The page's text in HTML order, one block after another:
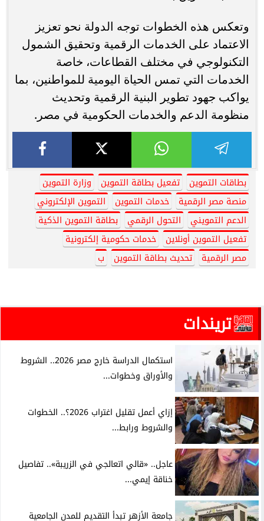
وتعكس هذه الخطوات توجه الدولة نحو تعزيز
الاعتماد على الخدمات الرقمية وتحقيق الشمول
التكنولوجي في مختلف القطاعات، خاصة
الخدمات التي تمس الحياة اليومية للمواطنين، بما
يواكب جهود تطوير البنية الرقمية وتحديث
منظومة الدعم والخدمات الحكومية في مصر.
بطاقات التموين تفعيل بطاقة التموين
وزارة التموين
منصة مصر الرقمية
خدمات التموين
التموين الإلكتروني
الدعم التمويني
التحول الرقمي
بطاقة التموين الذكية
تفعيل التموين أونلاين
خدمات حكومية إلكترونية
مصر الرقمية
تحديث بطاقة التموين ب
تريندات
استكمال الدراسة خارج مصر 2026.. الشروط
والأوراق وخطوات...
إزاي أعمل تقليل اغتراب 2026؟.. الخطوات
والشروط ورابط...
عاجل.. «قالي اتعالجي في الزريبة».. تفاصيل
خناقة إيمي...
جامعة الأزهر تبدأ التقديم للمدن الجامعية